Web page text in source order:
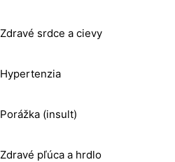
Zdravé srdce a cievy
Hypertenzia
Porážka (insult)
Zdravé pľúca a hrdlo